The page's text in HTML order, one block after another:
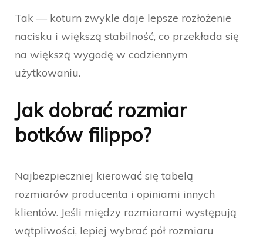
Tak — koturn zwykle daje lepsze rozłożenie
nacisku i większą stabilność, co przekłada się
na większą wygodę w codziennym
użytkowaniu.
Jak dobrać rozmiar
botków filippo?
Najbezpieczniej kierować się tabelą
rozmiarów producenta i opiniami innych
klientów. Jeśli między rozmiarami występują
wątpliwości, lepiej wybrać pół rozmiaru